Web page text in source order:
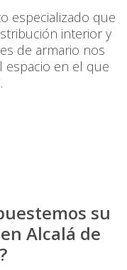
especializado que
interior y
de armario nos
espacio en el que
su
Alcalá de